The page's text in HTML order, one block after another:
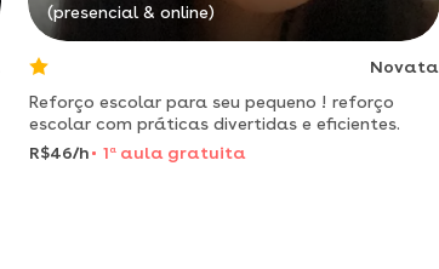
(presencial & online)
Novata
Reforço escolar para seu pequeno ! reforço
escolar com práticas divertidas e eficientes.
R$46/h
1 a aula gratuita